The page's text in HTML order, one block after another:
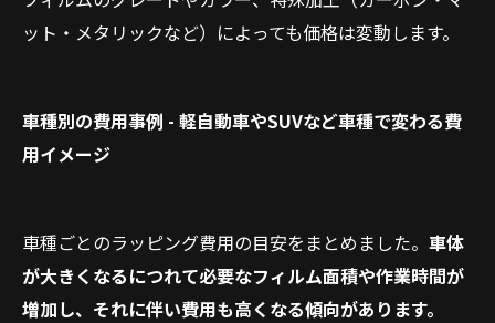
ット・メタリックなど）によっても価格は変動します。
車種別の費用事例 - 軽自動車やSUVなど車種で変わる費
用イメージ
車種ごとのラッピング費用の目安をまとめました。 車体
が大きくなるにつれて必要なフィルム面積や作業時間が
増加し、それに伴い費用も高くなる傾向があります。